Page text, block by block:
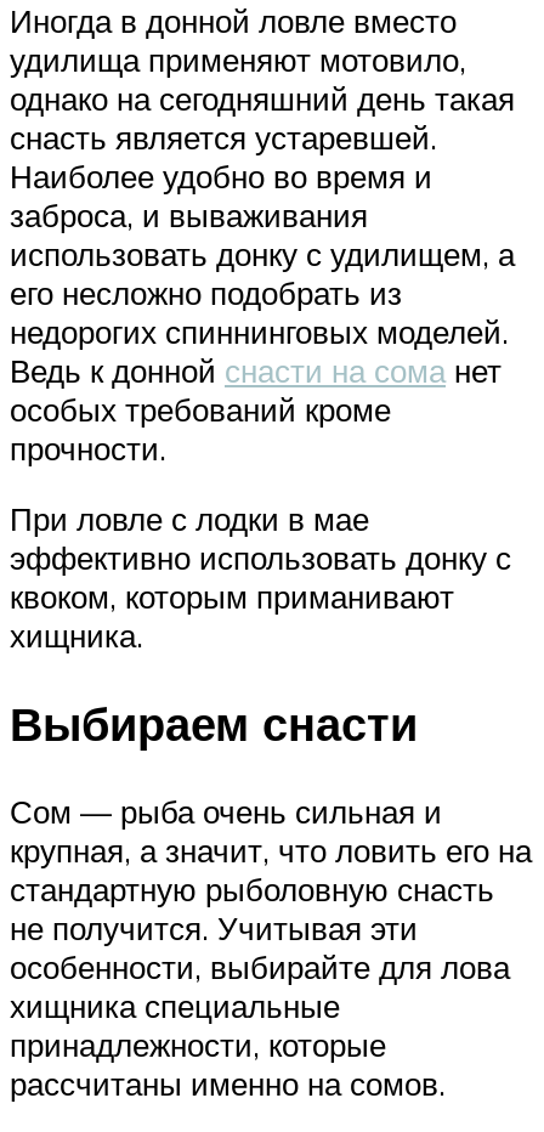
Иногда в донной ловле вместо
удилища применяют мотовило,
однако на сегодняшний день такая
снасть является устаревшей.
Наиболее удобно во время и
заброса, и вываживания
использовать донку с удилищем, а
его несложно подобрать из
недорогих спиннинговых моделей.
Ведь к донной снасти на соманет
особых требований кроме
прочности.
При ловле с лодки в мае
эффективно использовать донку с
квоком, которым приманивают
хищника.
Выбираем снасти
Сом — рыба очень сильная и
крупная, а значит, что ловить его на
стандартную рыболовную снасть
не получится. Учитывая эти
особенности, выбирайте для лова
хищника специальные
принадлежности, которые
рассчитаны именно на сомов.